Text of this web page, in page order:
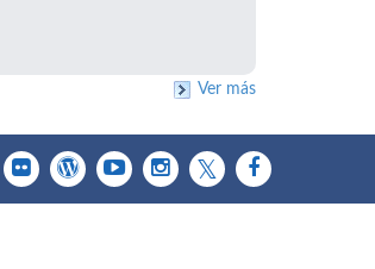
Ver más